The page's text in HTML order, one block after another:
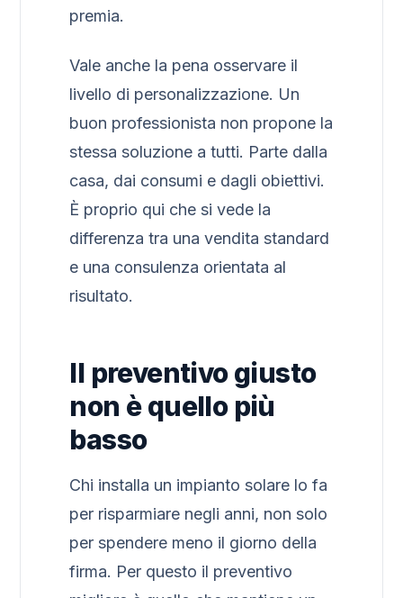
premia.
Vale anche la pena osservare il
livello di personalizzazione. Un
buon professionista non propone la
stessa soluzione a tutti. Parte dalla
casa, dai consumi e dagli obiettivi.
È proprio qui che si vede la
differenza tra una vendita standard
e una consulenza orientata al
risultato.
Il preventivo giusto
non è quello più
basso
Chi installa un impianto solare lo fa
per risparmiare negli anni, non solo
per spendere meno il giorno della
firma. Per questo il preventivo